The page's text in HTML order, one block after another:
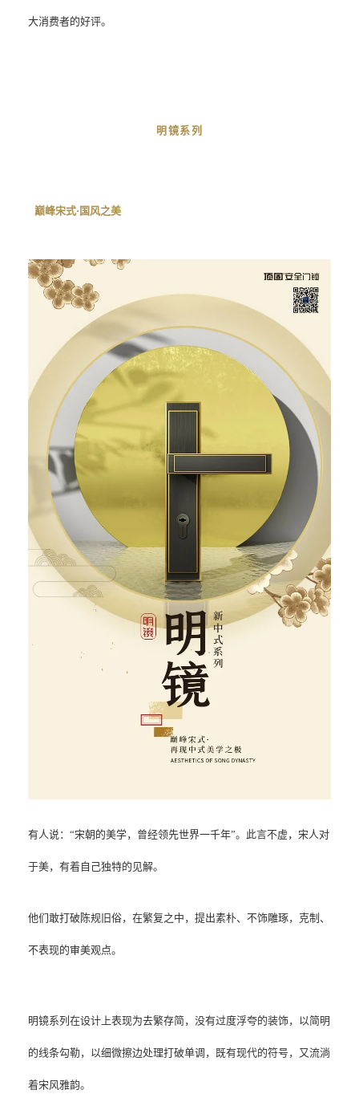
大消费者的好评。
明镜系列
巅峰宋式·国风之美
有人说：“宋朝的美学，曾经领先世界一千年”。此言不虚，宋人对
于美，有着自己独特的见解。
他们敢打破陈规旧俗，在繁复之中，提出素朴、不饰雕琢，克制、
不表现的审美观点。
明镜系列在设计上表现为去繁存简，没有过度浮夸的装饰，以简明
的线条勾勒，以细微擦边处理打破单调，既有现代的符号，又流淌
着宋风雅韵。